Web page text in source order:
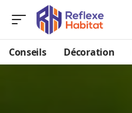
Conseils Décoration